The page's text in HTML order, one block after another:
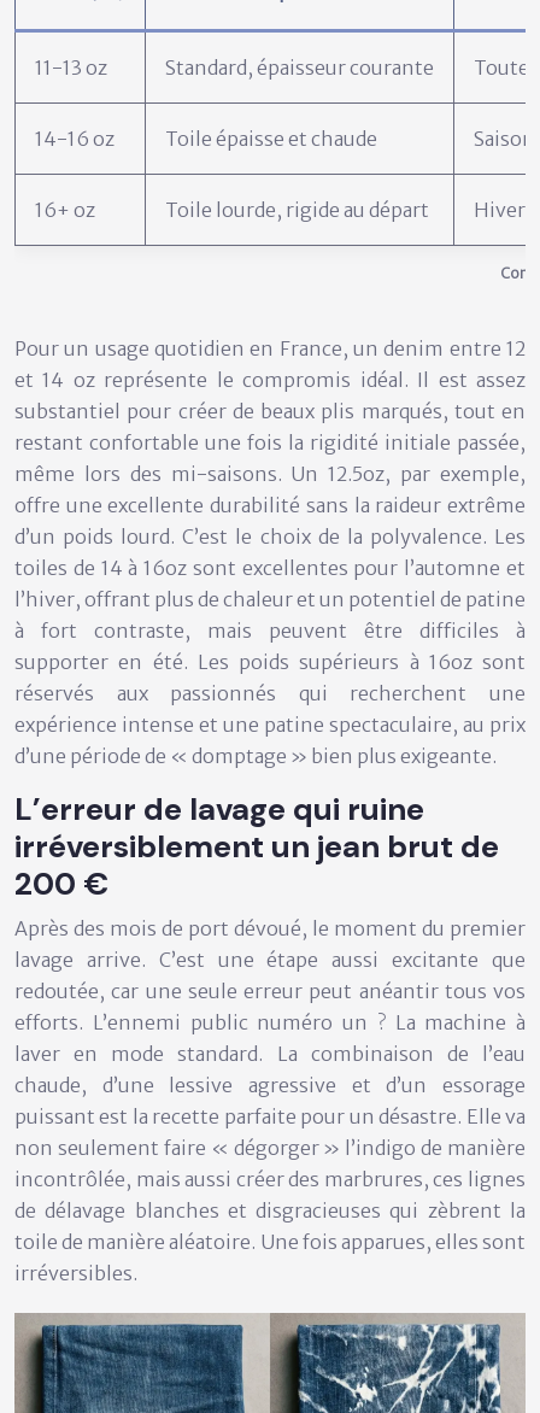
11-13 oz Standard, épaisseur courante Toute
14-16 oz Toile épaisse et chaude
16+ oz Toile lourde, rigide au départ Hiver,
Pour un usage quotidien en France, un denim entre 12
et 14 oz représente le compromis idéal . Il est assez
substantiel pour créer de beaux plis marqués, tout en
restant confortable une fois la rigidité initiale passée,
même lors des mi-saisons. Un 12.5oz, par exemple,
offre une excellente durabilité sans la raideur extrême
d’un poids lourd. C’est le choix de la polyvalence. Les
toiles de 14 à 16oz sont excellentes pour l’automne et
l’hiver, offrant plus de chaleur et un potentiel de patine
à fort contraste, mais peuvent être difficiles à
supporter en été. Les poids supérieurs à 16oz sont
réservés aux passionnés qui recherchent une
expérience intense et une patine spectaculaire, au prix
d’une période de « domptage » bien plus exigeante.
L’erreur de lavage qui ruine
irréversiblement un jean brut de
200 €
Après des mois de port dévoué, le moment du premier
lavage arrive. C’est une étape aussi excitante que
redoutée, car une seule erreur peut anéantir tous vos
efforts. L’ennemi public numéro un ? La machine à
laver en mode standard. La combinaison de l’eau
chaude, d’une lessive agressive et d’un essorage
puissant est la recette parfaite pour un désastre. Elle va
non seulement faire « dégorger » l’indigo de manière
incontrôlée, mais aussi créer des marbrures, ces lignes
de délavage blanches et disgracieuses qui zèbrent la
toile de manière aléatoire. Une fois apparues, elles sont
irréversibles.